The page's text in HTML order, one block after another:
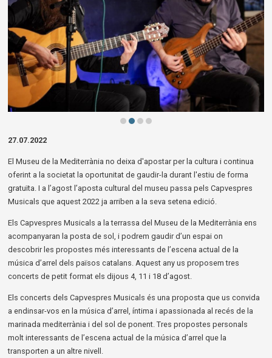
27.07.2022
El Museu de la Mediterrània no deixa d'apostar per la cultura i continua
oferint a la societat la oportunitat de gaudir-la durant l'estiu de forma
gratuïta. I a l’agost l’aposta cultural del museu passa pels Capvespres
Musicals que aquest 2022 ja arriben a la seva setena edició.
Els Capvespres Musicals a la terrassa del Museu de la Mediterrània ens
acompanyaran la posta de sol, i podrem gaudir d’un espai on
descobrir les propostes més interessants de l’escena actual de la
música d’arrel dels països catalans. Aquest any us proposem tres
concerts de petit format els dijous 4, 11 i 18 d’agost.
Els concerts dels Capvespres Musicals és una proposta que us convida
a endinsar-vos en la música d’arrel, íntima i apassionada al recés de la
marinada mediterrània i del sol de ponent. Tres propostes personals
molt interessants de l’escena actual de la música d’arrel que la
transporten a un altre nivell.